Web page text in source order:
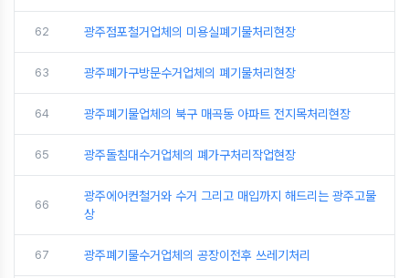
62 광주점포철거업체의 미용실폐기물처리현장
63 광주폐가구방문수거업체의 폐기물처리현장
64 광주폐기물업체의 북구 매곡동 아파트 전지목처리현장
65 광주돌침대수거업체의 폐가구처리작업현장
66
광주에어컨철거와 수거 그리고 매입까지 해드리는 광주고물
상
67 광주폐기물수거업체의 공장이전후 쓰레기처리